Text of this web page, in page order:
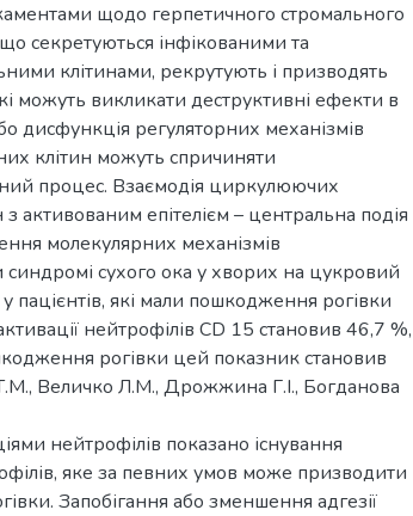
щодо герпетичного стромального
секретуються інфікованими та
клітинами, рекрутують і призводять
можуть викликати деструктивні ефекти в
дисфункція регуляторних механізмів
клітин можуть спричиняти
процес. Взаємодія циркулюючих
активованим епітелієм – центральна подія
молекулярних механізмів
сухого ока у хворих на цукровий
пацієнтів, які мали пошкодження рогівки
нейтрофілів CD 15 становив 46,7 %,
рогівки цей показник становив
Величко Л.М., Дрожжина Г.І., Богданова
нейтрофілів показано існування
яке за певних умов може призводити
Запобігання або зменшення адгезії